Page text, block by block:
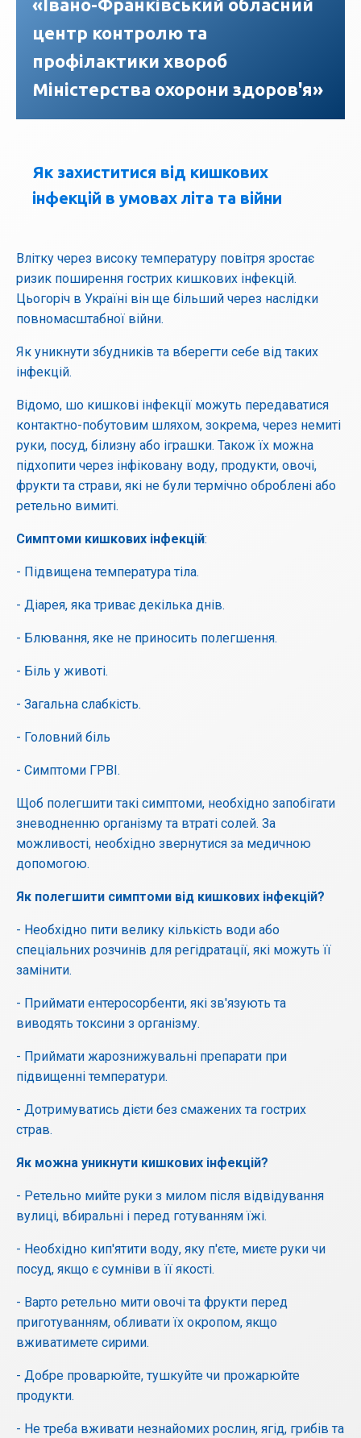
«Івано-Франківський обласний
центр контролю та
профілактики хвороб
Міністерства охорони здоров'я»
Як захиститися від кишкових
інфекцій в умовах літа та війни
Влітку через високу температуру повітря зростає
ризик поширення гострих кишкових інфекцій.
Цьогоріч в Україні він ще більший через наслідки
повномасштабної війни.
Як уникнути збудників та вберегти себе від таких
інфекцій.
Відомо, шо кишкові інфекції можуть передаватися
контактно-побутовим шляхом, зокрема, через немиті
руки, посуд, білизну або іграшки. Також їх можна
підхопити через інфіковану воду, продукти, овочі,
фрукти та страви, які не були термічно оброблені або
ретельно вимиті.
Симптоми кишкових інфекцій:
- Підвищена температура тіла.
- Діарея, яка триває декілька днів.
- Блювання, яке не приносить полегшення.
- Біль у животі.
- Загальна слабкість.
- Головний біль
- Симптоми ГРВІ.
Щоб полегшити такі симптоми, необхідно запобігати
зневодненню організму та втраті солей. За
можливості, необхідно звернутися за медичною
допомогою.
Як полегшити симптоми від кишкових інфекцій?
- Необхідно пити велику кількість води або
спеціальних розчинів для регідратації, які можуть її
замінити.
- Приймати ентеросорбенти, які зв'язують та
виводять токсини з організму.
- Приймати жарознижувальні препарати при
підвищенні температури.
- Дотримуватись дієти без смажених та гострих
страв.
Як можна уникнути кишкових інфекцій?
- Ретельно мийте руки з милом після відвідування
вулиці, вбиральні і перед готуванням їжі.
- Необхідно кип'ятити воду, яку п'єте, миєте руки чи
посуд, якщо є сумніви в її якості.
- Варто ретельно мити овочі та фрукти перед
приготуванням, обливати їх окропом, якщо
вживатимете сирими.
- Добре проварюйте, тушкуйте чи прожарюйте
продукти.
- Не треба вживати незнайомих рослин, ягід, грибів та